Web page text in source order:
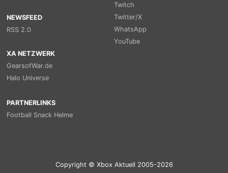
NEWSFEED
RSS 2.0
Twitch
Twitter/X
WhatsApp
YouTube
XA NETZWERK
GearsofWar.de
Halo Universe
PARTNERLINKS
Football Snack Helme
Copyright © Xbox Aktuell 2005-2026